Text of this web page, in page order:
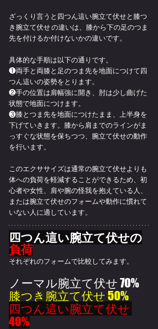
ざっくり言うと四つん這い腕立て伏せと膝つ
き腕立て伏せ の違いは、膝から下の足のつま
先を付けるか付けないかの違いです。
具体的な手順は以下の通りです。
❶両手と両膝と足のつま先を地面につけて四
つん這いの姿勢をとります。
❷手の位置は肩幅強に開き、肘は少し曲げた
状態で地面につけます。
❸膝とつま先を地面につけたまま、上半身を
下げていきます。膝から肩までのラインがま
っすぐな状態を保ちつつ、腕立て伏せの動作
を行います。
このエクササイズは通常の腕立て伏せよりも
体への負荷を軽減することができるため、初
心者や女性、肩や腕の怪我を抱えている人、
または腕立て伏せのフォームや動作に慣れて
いない人に適しています。
四つん這い腕立て伏せの
負荷
それぞれのフォームで比較してみます。
ノーマル腕立て伏せ 70%
膝つき腕立て伏せ 50%
四つん這い腕立て伏せ
40%